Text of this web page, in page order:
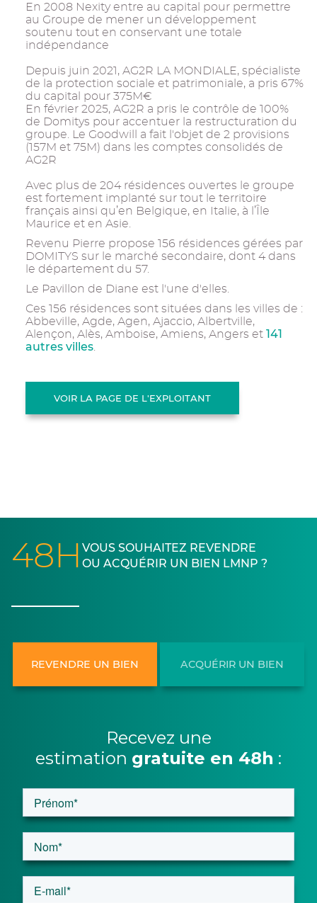
En 2008 Nexity entre au capital pour permettre
au Groupe de mener un développement
soutenu tout en conservant une totale
indépendance
Depuis juin 2021, AG2R LA MONDIALE, spécialiste
de la protection sociale et patrimoniale, a pris 67%
du capital pour 375M€
En février 2025, AG2R a pris le contrôle de 100%
de Domitys pour accentuer la restructuration du
groupe. Le Goodwill a fait l'objet de 2 provisions
(157M et 75M) dans les comptes consolidés de
AG2R
Avec plus de 204 résidences ouvertes le groupe
est fortement implanté sur tout le territoire
français ainsi qu’en Belgique, en Italie, à l’Île
Maurice et en Asie.
Revenu Pierre propose 156 résidences gérées par
DOMITYS sur le marché secondaire, dont 4 dans
le département du 57.
Le Pavillon de Diane est l'une d'elles.
Ces 156 résidences sont situées dans les villes de :
Abbeville, Agde, Agen, Ajaccio, Albertville,
Alençon, Alès, Amboise, Amiens, Angers et 141
autres villes
VOIR LA PAGE DE L'EXPLOITANT
48H VOUS SOUHAITEZ REVENDRE
OU ACQUÉRIR UN BIEN LMNP ?
REVENDRE UN BIEN ACQUÉRIR UN BIEN